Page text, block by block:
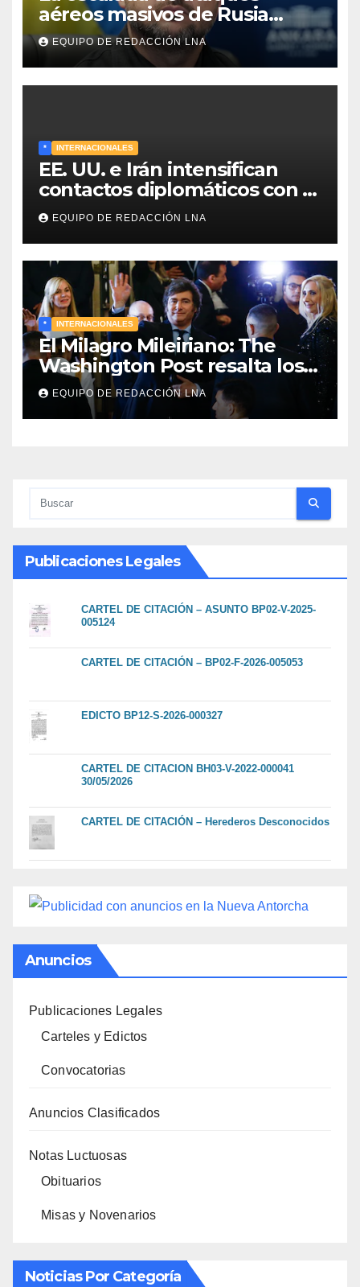
aéreos masivos de Rusia
sobre Kiev y centros
energéticos eleva la tensión
en el conflicto ucraniano
EQUIPO DE REDACCIÓN LNA
* INTERNACIONALES
EE. UU. e Irán intensifican
contactos diplomáticos con la
mediación de Omán para
reabrir el estrecho de Ormuz
EQUIPO DE REDACCIÓN LNA
* INTERNACIONALES
El Milagro Mileiriano: The
Washington Post resalta los
resultados de la economía de
Milei y lo califica como «El
renacimiento de Argentina
EQUIPO DE REDACCIÓN LNA
Publicaciones Legales
CARTEL DE CITACIÓN – ASUNTO BP02-V-2025-
005124
CARTEL DE CITACIÓN – BP02-F-2026-005053
EDICTO BP12-S-2026-000327
CARTEL DE CITACION BH03-V-2022-000041
30/05/2026
CARTEL DE CITACIÓN – Herederos Desconocidos
Anuncios
Publicaciones Legales
Carteles y Edictos
Convocatorias
Anuncios Clasificados
Notas Luctuosas
Obituarios
Misas y Novenarios
Noticias Por Categoría